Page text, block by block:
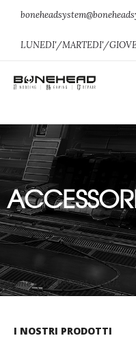
LUNEDI'/MARTEDI'/
Home»ACCESSORI / VARIE
I NOSTRI PRODOTTI